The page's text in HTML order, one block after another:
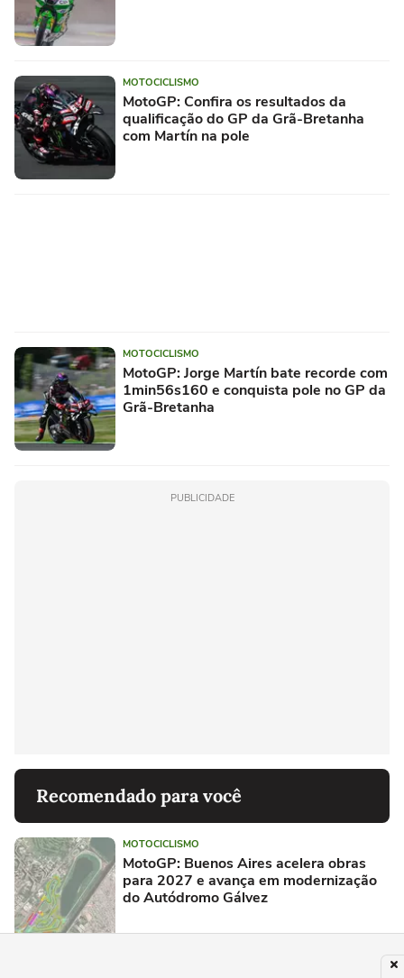
MOTOCICLISMO
MotoGP: Confira os resultados da
qualificação do GP da Grã-Bretanha
com Martín na pole
MOTOCICLISMO
MotoGP: Jorge Martín bate recorde com
1min56s160 e conquista pole no GP da
Grã-Bretanha
PUBLICIDADE
Recomendado para você
MOTOCICLISMO
MotoGP: Buenos Aires acelera obras
para 2027 e avança em modernização
do Autódromo Gálvez